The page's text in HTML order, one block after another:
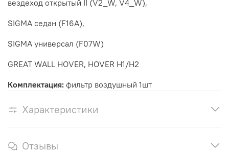
вездеход открытый II (V2_W, V4_W),
SIGMA седан (F16A),
SIGMA универсал (F07W)
GREAT WALL HOVER, HOVER H1/H2
Комплектация: фильтр воздушный 1шт
Характеристики
Отзывы